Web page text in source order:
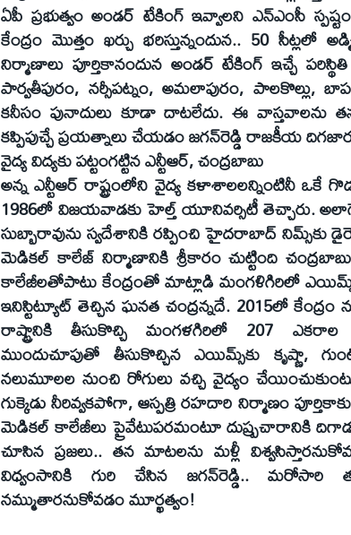
ఏపీ ప్రభుత్వం అండర్‌ టేకింగ్‌ ఇవ్వాలని ఎన్‌ఎంసీ
కేంద్రం మొత్తం ఖర్చు భరిస్తున్నందున.. 50 సీట్లలో
నిర్మాణాలు పూర్తికానందున అండర్‌ టేకింగ్‌ ఇచ్చే
పార్వతీపురం, నర్సీపట్నం, అమలాపురం, పాలకొల్లు,
కనీసం పునాదులు కూడా దాటలేదు. ఈ వాస్తవాలను
కప్పిపుచ్చే ప్రయత్నాలు చేయడం జగన్‌రెడ్డి రాజకీయ
వైద్య విద్యకు పట్టంగట్టిన ఎన్టీఆర్‌, చంద్రబాబు
అన్న ఎన్టీఆర్‌ రాష్ట్రంలోని వైద్య కళాశాలలన్నింటినీ ఒకే
1986లో విజయవాడకు హెల్త్‌ యూనివర్సిటీ తెచ్చారు. అలాగే
సుబ్బారావును స్వదేశానికి రప్పించి హైదరాబాద్‌ నిమ్స్‌కు
మెడికల్‌ కాలేజ్‌ నిర్మాణానికి శ్రీకారం చుట్టింది
కాలేజీలతోపాటు కేంద్రంతో మాట్లాడి మంగళిగిరిలో ఎయిమ్స్‌,
ఇనిస్టిట్యూట్‌ తెచ్చిన ఘనత చంద్రన్నదే. 2015లో కేంద్రం
రాష్ట్రానికి తీసుకొచ్చి మంగళగిరిలో 207
ముందుచూపుతో తీసుకొచ్చిన ఎయిమ్స్‌కు కృష్ణా,
నలుమూలల నుంచి రోగులు వచ్చి వైద్యం
గుక్కెడు నీరివ్వకపోగా, ఆస్పత్రి రహదారి నిర్మాణం
మెడికల్‌ కాలేజీలు ప్రైవేటుపరమంటూ దుష్ప్రచారానికి
చూసిన ప్రజలు.. తన మాటలను మళ్లీ
విధ్వంసానికి గురి చేసిన జగన్‌రెడ్డి.. మరోసారి తన
నమ్ముతారనుకోవడం మూర్ఖత్వం!